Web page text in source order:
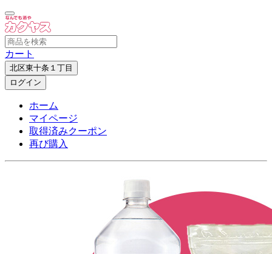
カート
北区東十条１丁目
ログイン
ホーム
マイページ
取得済みクーポン
再び購入